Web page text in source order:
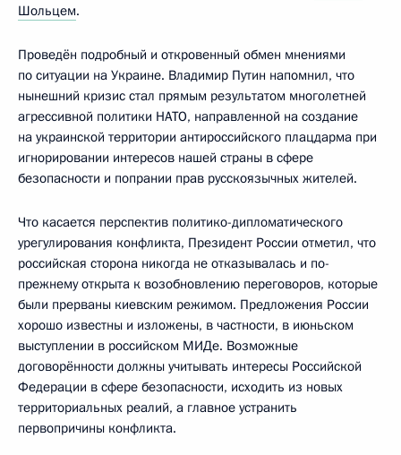
Шольцем.
Проведён подробный и откровенный обмен мнениями
по ситуации на Украине. Владимир Путин напомнил, что
нынешний кризис стал прямым результатом многолетней
агрессивной политики НАТО, направленной на создание
на украинской территории антироссийского плацдарма при
игнорировании интересов нашей страны в сфере
безопасности и попрании прав русскоязычных жителей.
Что касается перспектив политико-дипломатического
урегулирования конфликта, Президент России отметил, что
российская сторона никогда не отказывалась и по-
прежнему открыта к возобновлению переговоров, которые
были прерваны киевским режимом. Предложения России
хорошо известны и изложены, в частности, в июньском
выступлении в российском МИДе. Возможные
договорённости должны учитывать интересы Российской
Федерации в сфере безопасности, исходить из новых
территориальных реалий, а главное устранить
первопричины конфликта.